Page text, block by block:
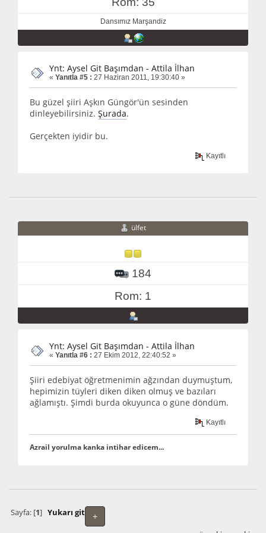
Dansımız Marşandiz
Ynt: Aysel Git Başımdan - Attila İlhan
« Yanıtla #5 : 27 Haziran 2011, 19:30:40 »
Bu güzel şiiri Aşkın Güngör'ün sesinden
dinleyebilirsiniz. Şurada.
Gerçekten iyidir bu.
Kayıtlı
ülfet
184
Rom: 1
Ynt: Aysel Git Başımdan - Attila İlhan
« Yanıtla #6 : 27 Ekim 2012, 22:40:52 »
Şiiri edebiyat öğretmenimin ağzından duymuştum,
hepimizin tüyleri diken diken olmuş ve bazıları
ağlamıştı. Şimdi burda okuyunca o güne döndüm.
Kayıtlı
Azrail yorulma kanka intihar edicem...
+
Sayfa: [1] Yukarı git